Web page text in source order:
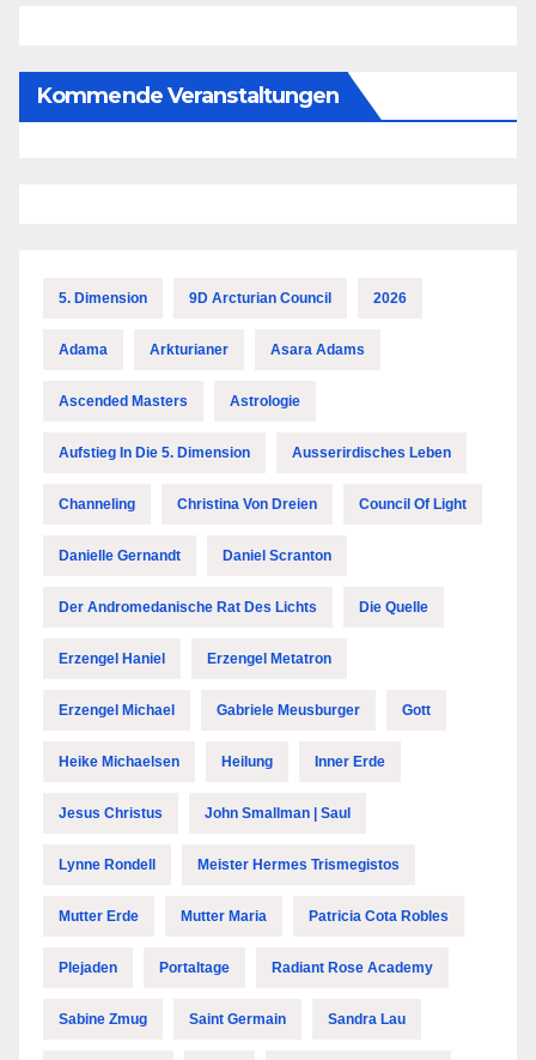
Kommende Veranstaltungen
5. Dimension 9D Arcturian Council 2026
Adama Arkturianer Asara Adams
Ascended Masters Astrologie
Aufstieg In Die 5. Dimension Ausserirdisches Leben
Channeling Christina Von Dreien Council Of Light
Danielle Gernandt Daniel Scranton
Der Andromedanische Rat Des Lichts Die Quelle
Erzengel Haniel Erzengel Metatron
Erzengel Michael Gabriele Meusburger Gott
Heike Michaelsen Heilung Inner Erde
Jesus Christus John Smallman | Saul
Lynne Rondell Meister Hermes Trismegistos
Mutter Erde Mutter Maria Patricia Cota Robles
Plejaden Portaltage Radiant Rose Academy
Sabine Zmug Saint Germain Sandra Lau